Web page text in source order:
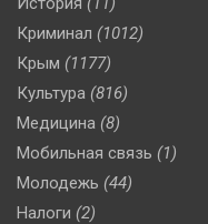
Криминал (1012)
Крым (1177)
Культура (816)
Медицина (8)
Мобильная связь (1)
Молодежь (44)
Налоги (2)